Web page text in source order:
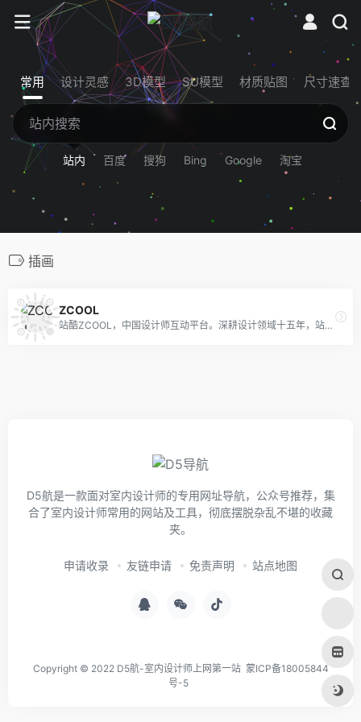
常用 设计灵感 3D模型 SU模型 材质贴图 尺寸速查
站内 百度 搜狗 Bing Google 淘宝
插画
ZCOOL
站酷ZCOOL，中国设计师互动平台。深耕设计领域十五年，站酷聚集了1500万设计师、摄影师、插画师、艺术家、创意人，设计创意群体中具有较高的影响力与号召力。
D5航是一款面对室内设计师的专用网址导航，公众号推荐，集
合了室内设计师常用的网站及工具，彻底摆脱杂乱不堪的收藏
夹。
申请收录 友链申请 免责声明 站点地图
Copyright © 2022 D5航-室内设计师上网第一站 蒙ICP备18005844
号-5